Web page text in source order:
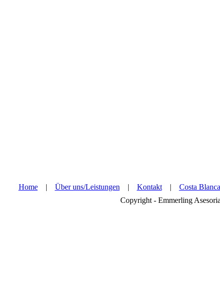
Home| Über uns/Leistungen | Kontakt|
Costa Blanca
Copyright - Emmerling